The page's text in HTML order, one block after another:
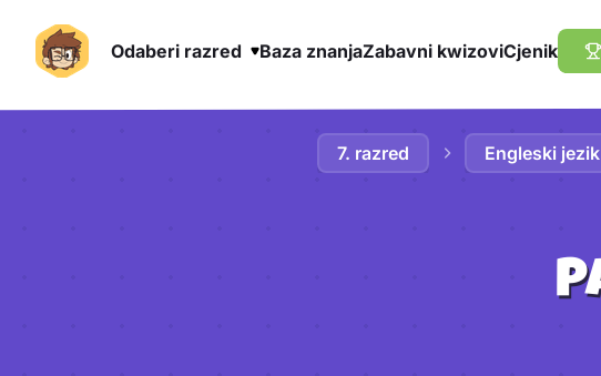
Odaberi razred Baza znanjaZabavni kwizoviCjenik
7. razred
Engleski jezik